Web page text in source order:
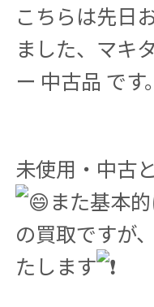
こちらは先日
ました、マキ
ー 中古品 です。
未使用・中古
また基本
の買取ですが
たします